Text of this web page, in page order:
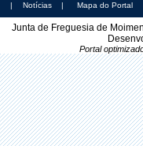
| Notícias | Mapa do Portal
Junta de Freguesia de
Portal